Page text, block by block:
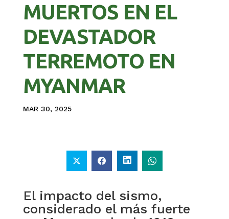
MUERTOS EN EL
DEVASTADOR
TERREMOTO EN
MYANMAR
MAR 30, 2025
El impacto del sismo,
considerado el más fuerte